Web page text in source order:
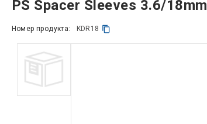
PS Spacer Sleeves 3.6/18mm
Номер продукта: KDR18